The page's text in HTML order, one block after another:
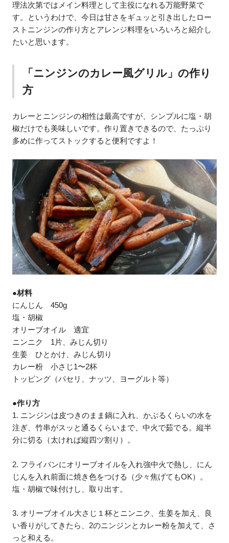
理法次第ではメイン料理として主役になれる万能野菜で
す。というわけで、今日は甘さをギュッと引き出したロー
ストニンジンの作り方とアレンジ料理をいろいろと紹介し
たいと思います。
「ニンジンのカレー風グリル」の作り
方
カレーとニンジンの相性は最高ですが、シンプルに塩・胡
椒だけでも美味しいです。作り置きできるので、たっぷり
多めに作ってストックすると便利ですよ！
●材料
にんじん 450g
塩・胡椒
オリーブオイル 適宜
ニンニク 1片、みじん切り
生姜 ひとかけ、みじん切り
カレー粉 小さじ1〜2杯
トッピング（パセリ、ナッツ、ヨーグルト等）
●作り方
1. ニンジンは皮つきのまま鍋に入れ、かぶるくらいの水を
注ぎ、竹串がスッと通るくらいまで、中火で茹でる。縦半
分に切る（太ければ縦四ツ割り）。
2. フライパンにオリーブオイルを入れ強中火で熱し、にん
じんを入れ前面に焼き色をつける（少々焦げてもOK）。
塩・胡椒で味付けし、取り出す。
3. オリーブオイル大さじ１杯とニンニク、生姜を加え、良
い香りがしてきたら、2のニンジンとカレー粉を加えて、さ
っと和える。